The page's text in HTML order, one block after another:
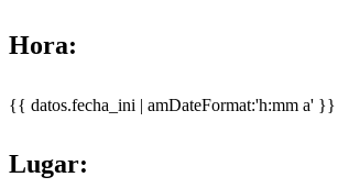
Hora:
{{ datos.fecha_ini | amDateFormat:'h:mm a' }}
Lugar: